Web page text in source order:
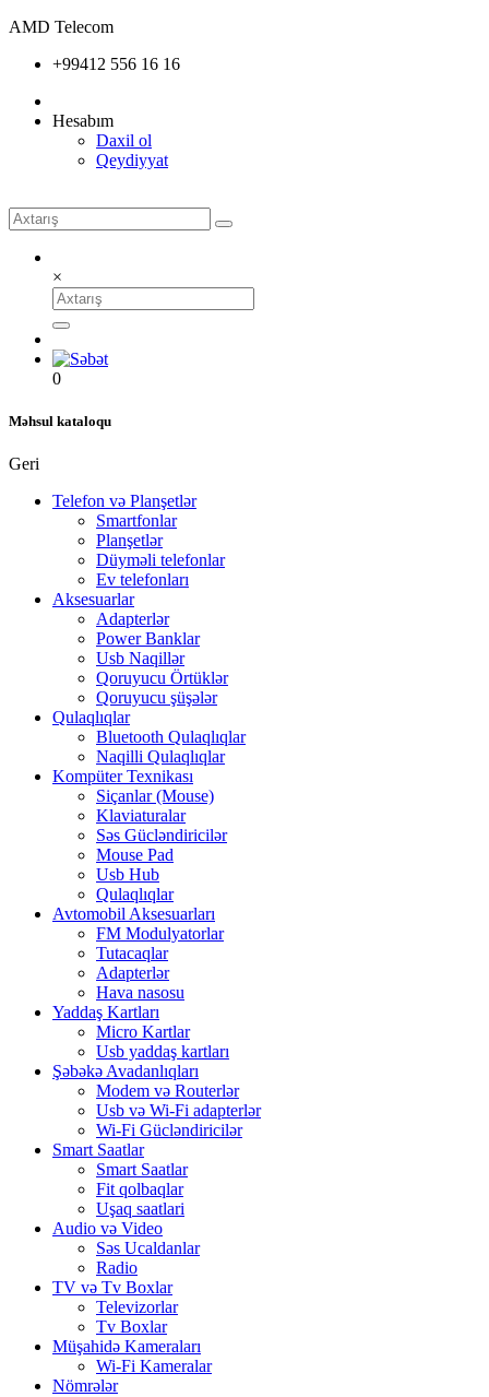
AMD Telecom
+99412 556 16 16
Hesabım
Daxil ol
Qeydiyyat
×
0
Məhsul kataloqu
Geri
Telefon və Planşetlər
Smartfonlar
Planşetlər
Düyməli telefonlar
Ev telefonları
Aksesuarlar
Adapterlər
Power Banklar
Usb Naqillər
Qoruyucu Örtüklər
Qoruyucu şüşələr
Qulaqlıqlar
Bluetooth Qulaqlıqlar
Naqilli Qulaqlıqlar
Kompüter Texnikası
Siçanlar (Mouse)
Klaviaturalar
Səs Gücləndiricilər
Mouse Pad
Usb Hub
Qulaqlıqlar
Avtomobil Aksesuarları
FM Modulyatorlar
Tutacaqlar
Adapterlər
Hava nasosu
Yaddaş Kartları
Micro Kartlar
Usb yaddaş kartları
Şəbəkə Avadanlıqları
Modem və Routerlər
Usb və Wi-Fi adapterlər
Wi-Fi Gücləndiricilər
Smart Saatlar
Smart Saatlar
Fit qolbaqlar
Uşaq saatlari
Audio və Video
Səs Ucaldanlar
Radio
TV və Tv Boxlar
Televizorlar
Tv Boxlar
Müşahidə Kameraları
Wi-Fi Kameralar
Nömrələr